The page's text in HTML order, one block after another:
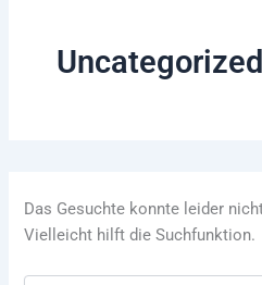
Uncategorized
Das Gesuchte konnte leider
Vielleicht hilft die Suchfunktion.